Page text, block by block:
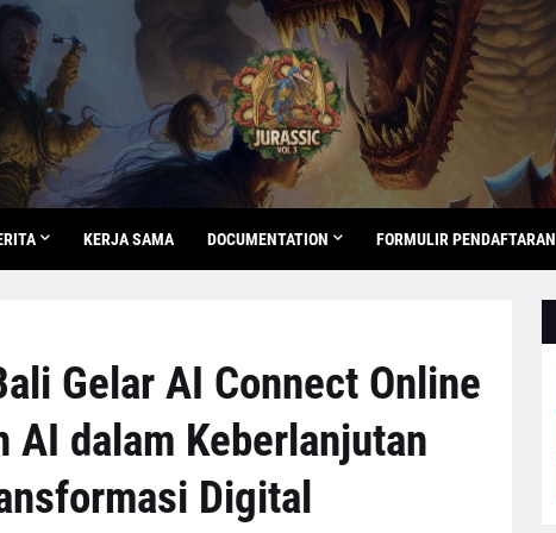
KERJA SAMA DOCUMENTATION FORMULIR PENDAFTARAN
Gelar AI Connect Online
AI dalam Keberlanjutan
Digital